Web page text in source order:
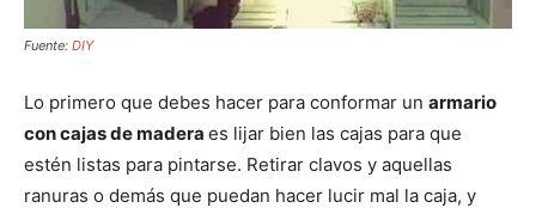
Fuente: DIY
Lo primero que debes hacer para conformar un armario
con cajas de madera es lijar bien las cajas para que
estén listas para pintarse. Retirar clavos y aquellas
ranuras o demás que puedan hacer lucir mal la caja, y